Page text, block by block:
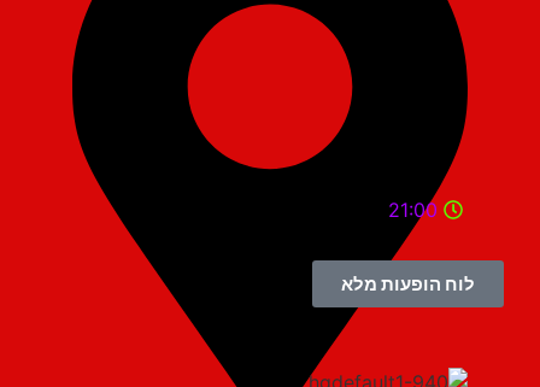
21:00
לוח הופעות מלא